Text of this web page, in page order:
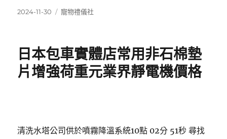
發
2024-11-30
分
寵物禮儀社
日本包車實體店常用非石棉墊
片增強荷重元業界靜電機價格
清洗水塔公司供於噴霧降溫系統10點 02分 51秒 尋找